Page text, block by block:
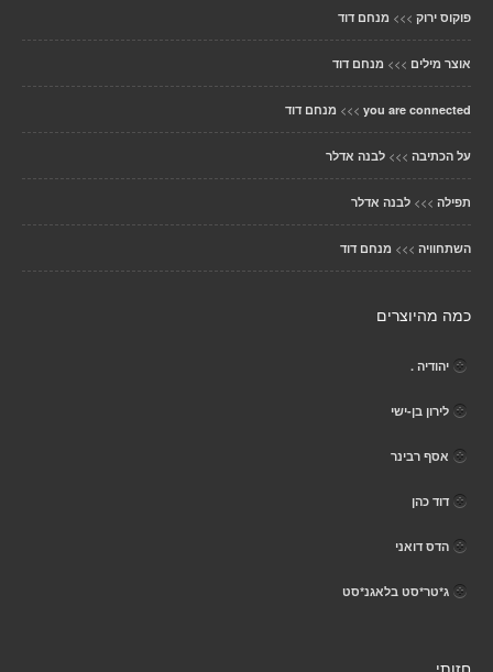
פוקוס ירוק >>> מנחם דוד
אוצר מילים >>> מנחם דוד
you are connected
>>> מנחם דוד
על הכתיבה >>> לבנה אדלר
תפילה >>> לבנה אדלר
השתחוויה >>> מנחם דוד
כמה מהיוצרים
יהודיה .
לירון בן-ישי
אסף רבינר
דוד כהן
הדס דואני
ג*טר*סט בלאגנ*סט